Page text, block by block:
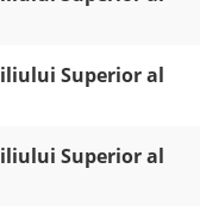
Superior al
Superior al